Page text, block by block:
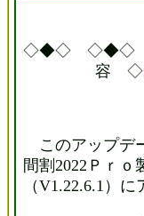
◇◆◇ ◇◆◇
容
このアップデ
間割2022Ｐｒｏ
（V1.22.6.1）